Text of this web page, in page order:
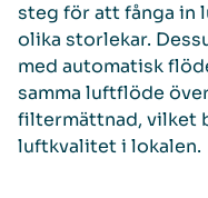
steg för att fånga in
olika storlekar.
med automatisk
samma luftflöde
filtermättnad, vilket
luftkvalitet i lokalen.